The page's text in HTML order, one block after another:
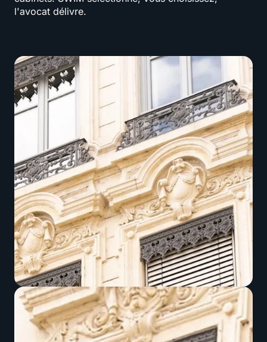
l'avocat délivre.